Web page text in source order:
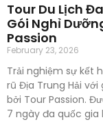
Tour Du Lịch
Gói Nghỉ
Passion
February 23, 2026
Trải nghiệm sự kết
rũ Địa Trung Hải
bởi Tour Passion.
7 ngày đa quốc